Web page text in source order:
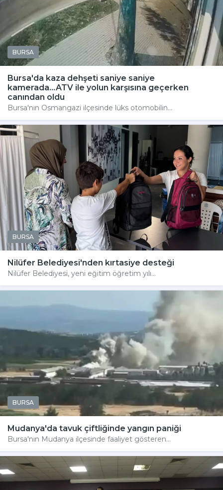
BURSA
Bursa'da kaza dehşeti saniye saniye
kamerada...ATV ile yolun karşısına geçerken
canından oldu
Bursa'nın Osmangazi ilçesinde lüks otomobilin...
BURSA
Nilüfer Belediyesi'nden kırtasiye desteği
Nilüfer Belediyesi, yeni eğitim öğretim yılı...
BURSA
Mudanya'da tavuk çiftliğinde yangın paniği
Bursa'nın Mudanya ilçesinde faaliyet gösteren...